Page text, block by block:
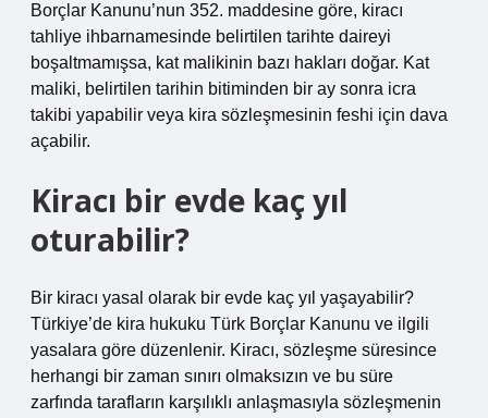
Borçlar Kanunu’nun 352. maddesine göre, kiracı
tahliye ihbarnamesinde belirtilen tarihte daireyi
boşaltmamışsa, kat malikinin bazı hakları doğar. Kat
maliki, belirtilen tarihin bitiminden bir ay sonra icra
takibi yapabilir veya kira sözleşmesinin feshi için dava
açabilir.
Kiracı bir evde kaç yıl
oturabilir?
Bir kiracı yasal olarak bir evde kaç yıl yaşayabilir?
Türkiye’de kira hukuku Türk Borçlar Kanunu ve ilgili
yasalara göre düzenlenir. Kiracı, sözleşme süresince
herhangi bir zaman sınırı olmaksızın ve bu süre
zarfında tarafların karşılıklı anlaşmasıyla sözleşmenin